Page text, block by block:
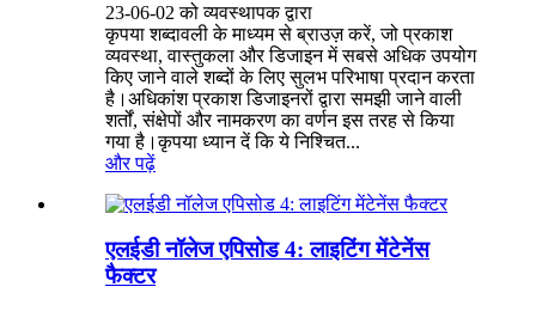
23-06-02 को व्यवस्थापक द्वारा
कृपया शब्दावली के माध्यम से ब्राउज़ करें, जो प्रकाश
व्यवस्था, वास्तुकला और डिजाइन में सबसे अधिक उपयोग
किए जाने वाले शब्दों के लिए सुलभ परिभाषा प्रदान करता
है।अधिकांश प्रकाश डिजाइनरों द्वारा समझी जाने वाली
शर्तों, संक्षेपों और नामकरण का वर्णन इस तरह से किया
गया है।कृपया ध्यान दें कि ये निश्चित...
और पढ़ें
एलईडी नॉलेज एपिसोड 4: लाइटिंग मेंटेनेंस
फैक्टर